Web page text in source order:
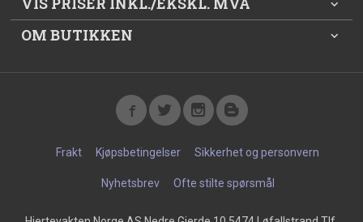
OM BUTIKKEN
Frakt Kjøpsbetingelser Sikkerhet og personvern
Nyhetsbrev Ofte stilte spørsmål